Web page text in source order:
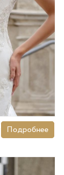
Подробнее